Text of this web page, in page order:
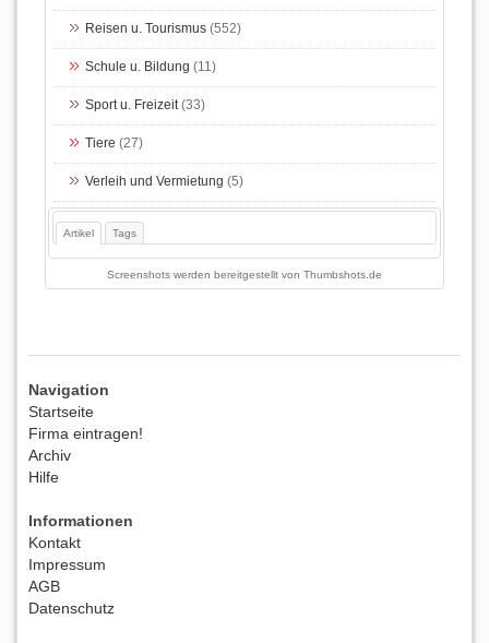
Reisen u. Tourismus (552)
Schule u. Bildung (11)
Sport u. Freizeit(33)
Tiere (27)
Verleih und Vermietung (5)
Artikel Tags
Screenshots werden bereitgestellt von Thumbshots.de
Navigation
Startseite
Firma eintragen!
Archiv
Hilfe
Informationen
Kontakt
Impressum
AGB
Datenschutz